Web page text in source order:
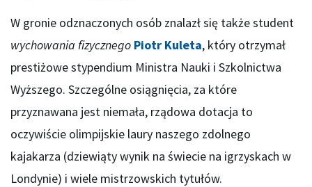
W gronie odznaczonych osób znalazł się także student
wychowania fizycznego Piotr Kuleta, który otrzymał
prestiżowe stypendium Ministra Nauki i Szkolnictwa
Wyższego. Szczególne osiągnięcia, za które
przyznawana jest niemała, rządowa dotacja to
oczywiście olimpijskie laury naszego zdolnego
kajakarza (dziewiąty wynik na świecie na igrzyskach w
Londynie) i wiele mistrzowskich tytułów.